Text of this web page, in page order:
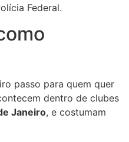
Federal.
passo para quem quer
dentro de clubes
Janeiro, e costumam